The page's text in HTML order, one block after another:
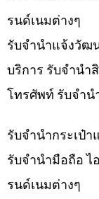
รนด์เนมต่างๆ
รับจํานําแจ้งวัฒ
บริการ รับจำนำ
โทรศัพท์ รับจำน
รับจำนำกระเป๋
รับจำนำมือถือ
รนด์เนมต่างๆ